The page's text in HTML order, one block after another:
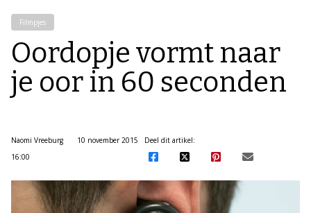
Filmpjes
Oordopje vormt naar
je oor in 60 seconden
Naomi Vreeburg
10 november 2015
16:00
Deel dit artikel: